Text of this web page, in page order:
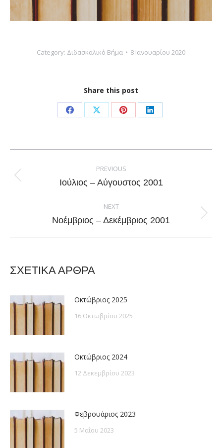
Category: Διδασκαλικό Βήμα 8 Ιανουαρίου 2020
Share this post
Share
Facebook
Share
X
Share
Pinterest
Share
LinkedIn
navigation
PREVIOUS
Previous
Ιούλιος – Αύγουστος 2001
NEXT
Next
Νοέμβριος – Δεκέμβριος 2001
ΣΧΕΤΙΚΑ ΑΡΘΡΑ
Οκτώβριος 2025
16 Οκτωβρίου 2025
Οκτώβριος 2024
12 Δεκεμβρίου 2023
Φεβρουάριος 2023
5 Μαΐου 2023